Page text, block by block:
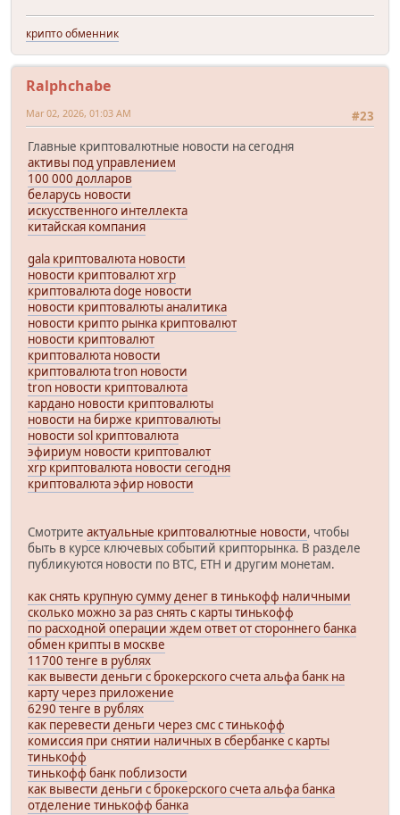
крипто обменник
Ralphchabe
#23
Mar 02, 2026, 01:03 AM
Главные криптовалютные новости на сегодня
активы под управлением
100 000 долларов
беларусь новости
искусственного интеллекта
китайская компания
gala криптовалюта новости
новости криптовалют xrp
криптовалюта doge новости
новости криптовалюты аналитика
новости крипто рынка криптовалют
новости криптовалют
криптовалюта новости
криптовалюта tron новости
tron новости криптовалюта
кардано новости криптовалюты
новости на бирже криптовалюты
новости sol криптовалюта
эфириум новости криптовалют
xrp криптовалюта новости сегодня
криптовалюта эфир новости
Смотрите актуальные криптовалютные новости, чтобы
быть в курсе ключевых событий крипторынка. В разделе
публикуются новости по BTC, ETH и другим монетам.
как снять крупную сумму денег в тинькофф наличными
сколько можно за раз снять с карты тинькофф
по расходной операции ждем ответ от стороннего банка
обмен крипты в москве
11700 тенге в рублях
как вывести деньги с брокерского счета альфа банк на
карту через приложение
6290 тенге в рублях
как перевести деньги через смс с тинькофф
комиссия при снятии наличных в сбербанке с карты
тинькофф
тинькофф банк поблизости
как вывести деньги с брокерского счета альфа банка
отделение тинькофф банка